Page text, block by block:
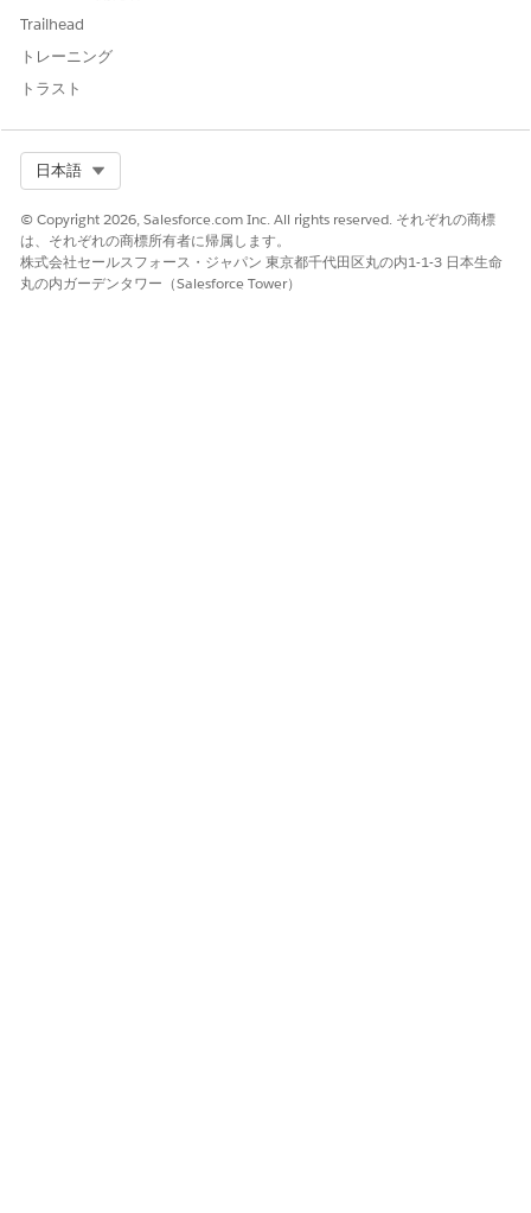
Trailhead
トレーニング
トラスト
日本語
© Copyright 2026, Salesforce.com Inc. All rights reserved. それぞれの商標
は、それぞれの商標所有者に帰属します。
株式会社セールスフォース・ジャパン 東京都千代田区丸の内1-1-3 日本生命
丸の内ガーデンタワー（Salesforce Tower）